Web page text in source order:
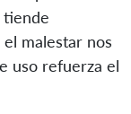
tiende
malestar nos
uso refuerza el